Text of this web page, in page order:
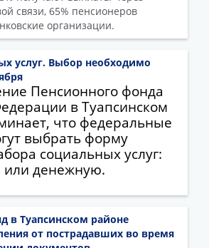
связи, 65% пенсионеров
организации.
услуг. Выбор необходимо
Пенсионного фонда
в Туапсинском
что федеральные
выбрать форму
социальных услуг:
или денежную.
в Туапсинском районе
от пострадавших во время